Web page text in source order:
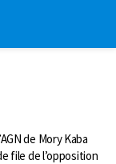
de Mory Kaba
file de l’opposition